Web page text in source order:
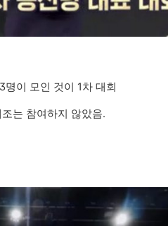
명이 모인 것이 1차 대회
는 참여하지 않았음.